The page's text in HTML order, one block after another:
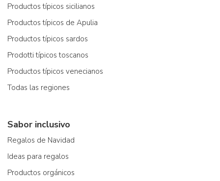
Productos típicos sicilianos
Productos típicos de Apulia
Productos típicos sardos
Prodotti típicos toscanos
Productos típicos venecianos
Todas las regiones
Sabor inclusivo
Regalos de Navidad
Ideas para regalos
Productos orgánicos